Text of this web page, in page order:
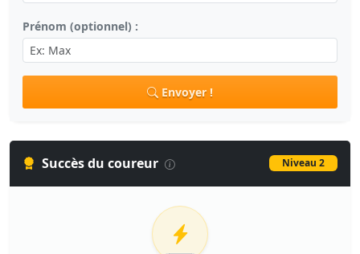
Prénom (optionnel) :
Envoyer !
Succès du coureur Niveau 2